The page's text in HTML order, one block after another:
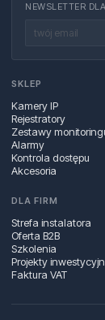
NEWSLETTER
SKLEP
Kamery IP
Rejestratory
Zestawy
Alarmy
Kontrola dostępu
Akcesoria
DLA FIRM
Strefa instalatora
Oferta B2B
Szkolenia
Projekty
Faktura VAT